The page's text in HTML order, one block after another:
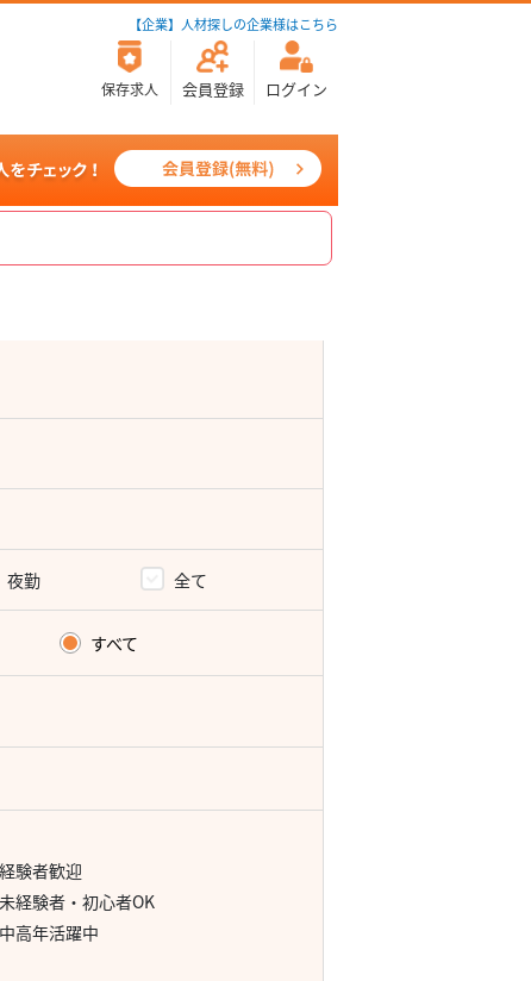
【企業】人材探しの企業様はこちら
保存求人 会員登録 ログイン
夜勤 全て
すべて
経験者歓迎
未経験者・初心者OK
中高年活躍中